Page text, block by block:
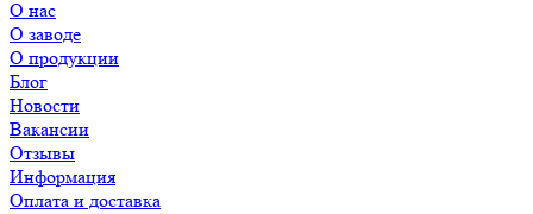
О нас
О заводе
О продукции
Блог
Новости
Вакансии
Отзывы
Информация
Оплата и доставка